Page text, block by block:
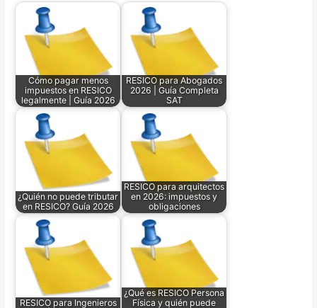
Cómo pagar menos
impuestos en RESICO
legalmente | Guía 2026
RESICO para Abogados
2026 | Guía Completa
SAT
¿Quién no puede tributar
en RESICO? Guía 2026
RESICO para arquitectos
en 2026: impuestos y
obligaciones
RESICO para Ingenieros
¿Qué es RESICO Persona
Física y quién puede